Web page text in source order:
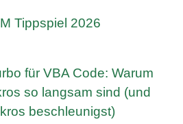
Tippspiel 2026
für VBA Code: Warum
so langsam sind (und
beschleunigst)